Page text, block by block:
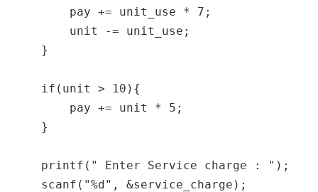
        pay += unit_use * 7;
        unit -= unit_use;
    }
    if(unit > 10){
        pay += unit * 5;
    }
    printf(" Enter Service charge : ");
    scanf("%d", &service_charge);